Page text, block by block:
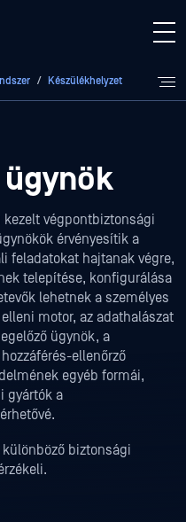
/ Készülékhelyzet
ügynök
végpontbiztonsági
érvényesítik a
feladatokat hajtanak végre,
telepítése, konfigurálása
lehetnek a személyes
motor, az adathalászat
ügynök, a
ellenőrző
egyéb formái,
gyártók a
különböző biztonsági